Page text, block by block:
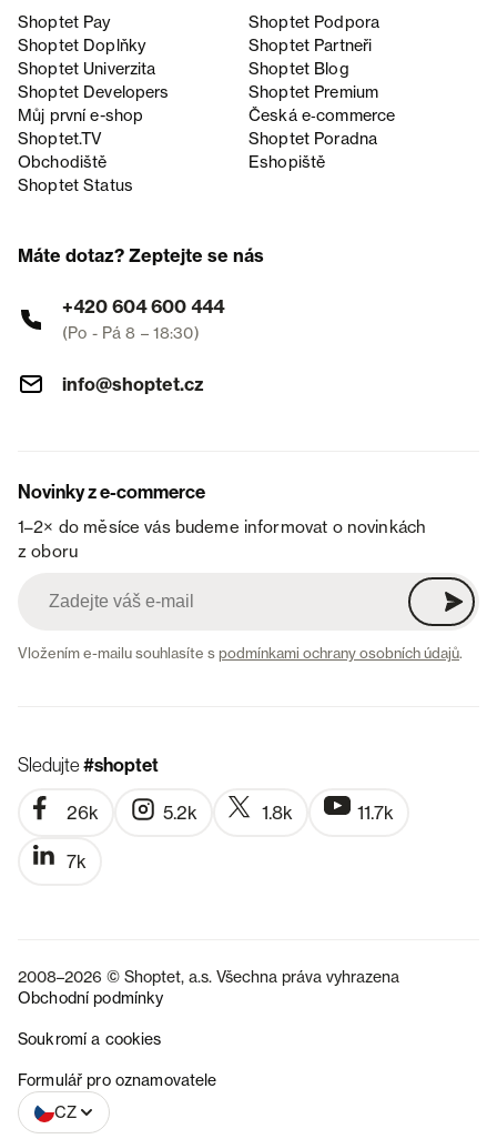
Shoptet Pay
Shoptet Podpora
Shoptet Doplňky
Shoptet Partneři
Shoptet Univerzita
Shoptet Blog
Shoptet Developers
Shoptet Premium
Můj první e-shop
Česká e‑commerce
Shoptet.TV
Shoptet Poradna
Obchodiště
Eshopiště
Shoptet Status
Máte dotaz? Zeptejte se nás
+420 604 600 444
(Po - Pá 8 – 18:30)
info@shoptet.cz
Novinky z e-commerce
1–2× do měsíce vás budeme informovat o novinkách
z oboru
Vložením e-mailu souhlasíte spodmínkami ochrany osobních údajů.
Sledujte#shoptet
26k 5.2k 1.8k 11.7k
7k
2008–2026 © Shoptet, a.s. Všechna práva vyhrazena
Obchodní podmínky
Soukromí a cookies
Formulář pro oznamovatele
CZ